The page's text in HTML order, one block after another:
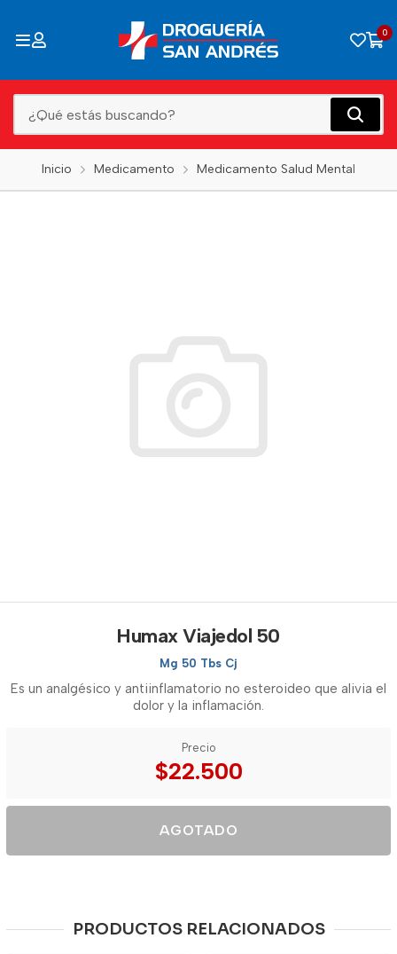
0
Inicio Medicamento Medicamento Salud Mental
Humax Viajedol 50
Mg 50 Tbs Cj
Es un analgésico y antiinflamatorio no esteroideo que alivia el
dolor y la inflamación.
Precio
$22.500
AGOTADO
PRODUCTOS RELACIONADOS